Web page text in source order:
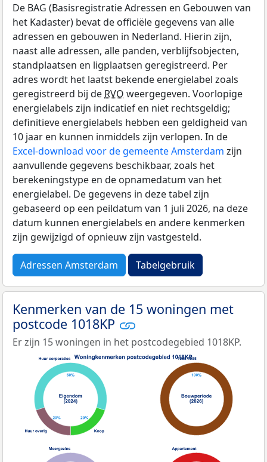
De BAG (Basisregistratie Adressen en Gebouwen van
het Kadaster) bevat de officiële gegevens van alle
adressen en gebouwen in Nederland. Hierin zijn,
naast alle adressen, alle panden, verblijfsobjecten,
standplaatsen en ligplaatsen geregistreerd. Per
adres wordt het laatst bekende energielabel zoals
geregistreerd bij de RVO weergegeven. Voorlopige
energielabels zijn indicatief en niet rechtsgeldig;
definitieve energielabels hebben een geldigheid van
10 jaar en kunnen inmiddels zijn verlopen. In de
Excel-download voor de gemeente Amsterdam zijn
aanvullende gegevens beschikbaar, zoals het
berekeningstype en de opnamedatum van het
energielabel. De gegevens in deze tabel zijn
gebaseerd op een peildatum van 1 juli 2026, na deze
datum kunnen energielabels en andere kenmerken
zijn gewijzigd of opnieuw zijn vastgesteld.
Adressen Amsterdam Tabelgebruik
Kenmerken van de 15 woningen met
postcode 1018KP
Er zijn 15 woningen in het postcodegebied 1018KP.